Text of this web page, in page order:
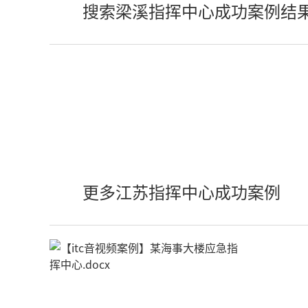
搜索梁溪指挥中心成功案例结
更多江苏指挥中心成功案例